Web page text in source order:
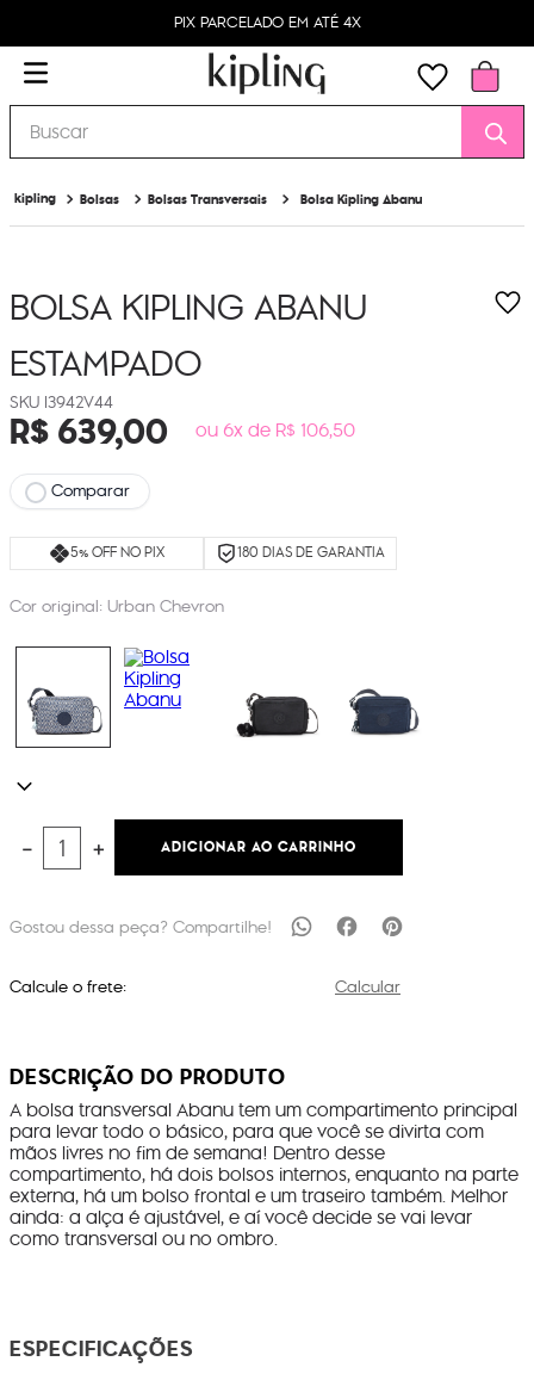
PIX PARCELADO EM ATÉ 4X
Buscar
Bolsas Bolsas Transversais Bolsa Kipling Abanu
BOLSA KIPLING ABANU
ESTAMPADO
I3942V44
R$639,00 ou 6x de R$ 106,50
Comparar
5% OFF NO PIX 180 DIAS DE GARANTIA
Cor original: Urban Chevron
＋
－ ADICIONAR AO CARRINHO
Calcule o frete: Calcular
DESCRIÇÃO DO PRODUTO
A bolsa transversal Abanu tem um compartimento principal
para levar todo o básico, para que você se divirta com
mãos livres no fim de semana! Dentro desse
compartimento, há dois bolsos internos, enquanto na parte
externa, há um bolso frontal e um traseiro também. Melhor
ainda: a alça é ajustável, e aí você decide se vai levar
como transversal ou no ombro.
ESPECIFICAÇÕES